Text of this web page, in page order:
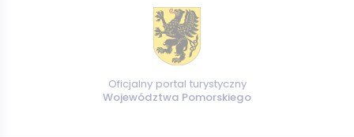
Oficjalny portal turystyczny
Województwa Pomorskiego